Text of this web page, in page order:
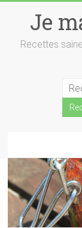
contentJe
Recettes